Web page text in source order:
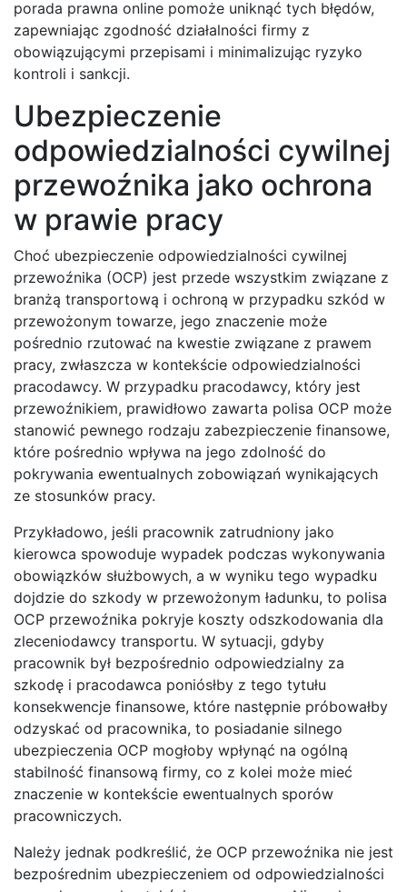
porada prawna online pomoże uniknąć tych błędów,
zapewniając zgodność działalności firmy z
obowiązującymi przepisami i minimalizując ryzyko
kontroli i sankcji.
Ubezpieczenie
odpowiedzialności cywilnej
przewoźnika jako ochrona
w prawie pracy
Choć ubezpieczenie odpowiedzialności cywilnej
przewoźnika (OCP) jest przede wszystkim związane z
branżą transportową i ochroną w przypadku szkód w
przewożonym towarze, jego znaczenie może
pośrednio rzutować na kwestie związane z prawem
pracy, zwłaszcza w kontekście odpowiedzialności
pracodawcy. W przypadku pracodawcy, który jest
przewoźnikiem, prawidłowo zawarta polisa OCP może
stanowić pewnego rodzaju zabezpieczenie finansowe,
które pośrednio wpływa na jego zdolność do
pokrywania ewentualnych zobowiązań wynikających
ze stosunków pracy.
Przykładowo, jeśli pracownik zatrudniony jako
kierowca spowoduje wypadek podczas wykonywania
obowiązków służbowych, a w wyniku tego wypadku
dojdzie do szkody w przewożonym ładunku, to polisa
OCP przewoźnika pokryje koszty odszkodowania dla
zleceniodawcy transportu. W sytuacji, gdyby
pracownik był bezpośrednio odpowiedzialny za
szkodę i pracodawca poniósłby z tego tytułu
konsekwencje finansowe, które następnie próbowałby
odzyskać od pracownika, to posiadanie silnego
ubezpieczenia OCP mogłoby wpłynąć na ogólną
stabilność finansową firmy, co z kolei może mieć
znaczenie w kontekście ewentualnych sporów
pracowniczych.
Należy jednak podkreślić, że OCP przewoźnika nie jest
bezpośrednim ubezpieczeniem od odpowiedzialności